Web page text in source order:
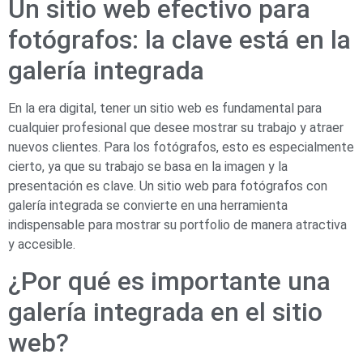
Un sitio web efectivo para
fotógrafos: la clave está en la
galería integrada
En la era digital, tener un sitio web es fundamental para
cualquier profesional que desee mostrar su trabajo y atraer
nuevos clientes. Para los fotógrafos, esto es especialmente
cierto, ya que su trabajo se basa en la imagen y la
presentación es clave. Un sitio web para fotógrafos con
galería integrada se convierte en una herramienta
indispensable para mostrar su portfolio de manera atractiva
y accesible.
¿Por qué es importante una
galería integrada en el sitio
web?